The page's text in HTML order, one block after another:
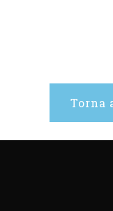
Torna